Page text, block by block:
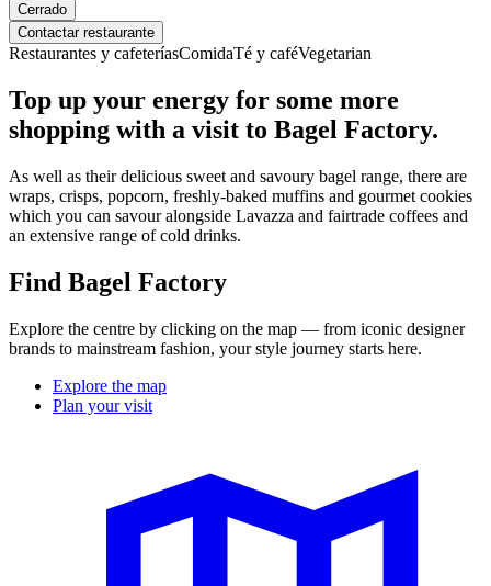
Cerrado
Contactar restaurante
Restaurantes y cafeteríasComidaTé y caféVegetarian
Top up your energy for some more
shopping with a visit to Bagel Factory.
As well as their delicious sweet and savoury bagel range, there are
wraps, crisps, popcorn, freshly-baked muffins and gourmet cookies
which you can savour alongside Lavazza and fairtrade coffees and
an extensive range of cold drinks.
Find Bagel Factory
Explore the centre by clicking on the map — from iconic designer
brands to mainstream fashion, your style journey starts here.
Explore the map
Plan your visit